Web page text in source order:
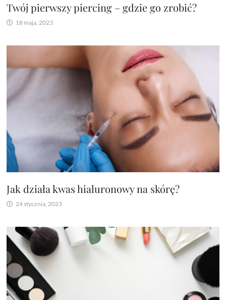
Twój pierwszy piercing – gdzie go zrobić?
18 maja, 2023
Jak działa kwas hialuronowy na skórę?
24 stycznia, 2023